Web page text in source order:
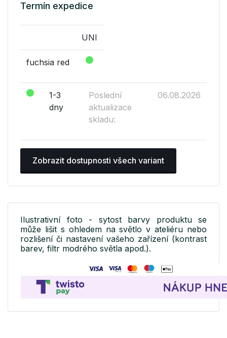
Termín expedice
UNI
fuchsia red
1-3
dny
Poslední
aktualizace
skladu:
06.08.2026
Zobrazit dostupnosti všech variant
Ilustrativní foto - sytost barvy produktu se
může lišit s ohledem na světlo v ateliéru nebo
rozlišení či nastavení vašeho zařízení (kontrast
barev, filtr modrého světla apod.).